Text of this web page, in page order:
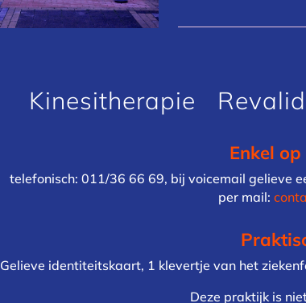
Kinesitherapie
Enkel
telefonisch: 011/36 66 69, bij voicemail gelieve
per mail:
Gelieve identiteitskaart, 1 klevertje van het
Deze praktijk is